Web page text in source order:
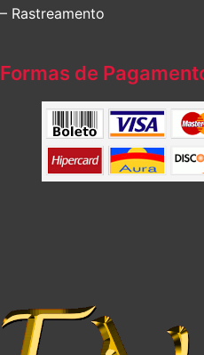
– Rastreamento
Formas de